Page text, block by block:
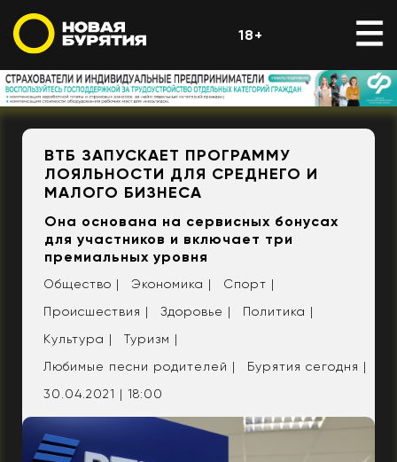
18+
ВТБ ЗАПУСКАЕТ ПРОГРАММУ
ЛОЯЛЬНОСТИ ДЛЯ СРЕДНЕГО И
МАЛОГО БИЗНЕСА
Она основана на сервисных бонусах
для участников и включает три
премиальных уровня
Общество | Экономика |
Спорт |
Происшествия |
Здоровье |
Политика |
Культура |
Туризм |
Любимые песни родителей |
Бурятия сегодня |
30.04.2021 | 18:00